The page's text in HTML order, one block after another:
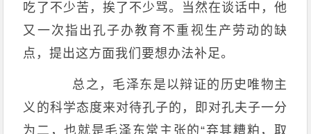
吃了不少苦，挨了不少骂。当然在谈话中，他
又一次指出孔子办教育不重视生产劳动的缺
点，提出这方面我们要想办法补足。
总之，毛泽东是以辩证的历史唯物主
义的科学态度来对待孔子的，即对孔夫子一分
为二，也就是毛泽东常主张的“弃其糟粕，取